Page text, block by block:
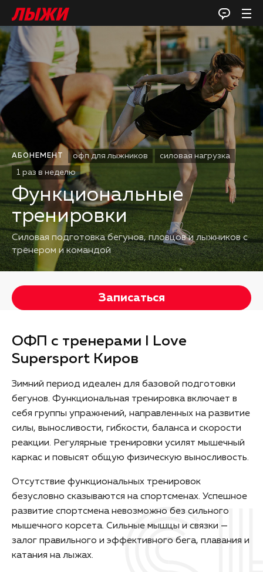
АБОНЕМЕНТ офп для лыжников
силовая нагрузка
1 раз в неделю
Функциональные
тренировки
Силовая подготовка бегунов, пловцов и лыжников с
тренером и командой
Записаться
ОФП с тренерами I Love
Supersport Киров
Зимний период идеален для базовой подготовки
бегунов. Функциональная тренировка включает в
себя группы упражнений, направленных на развитие
силы, выносливости, гибкости, баланса и скорости
реакции. Регулярные тренировки усилят мышечный
каркас и повысят общую физическую выносливость.
Отсутствие функциональных тренировок
безусловно сказываются на спортсменах. Успешное
развитие спортсмена невозможно без сильного
мышечного корсета. Сильные мышцы и связки —
залог правильного и эффективного бега, плавания и
катания на лыжах.